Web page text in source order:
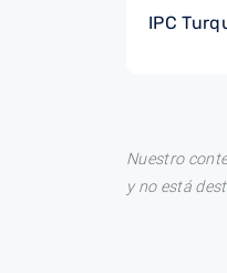
IPC
Nuestro
y no está